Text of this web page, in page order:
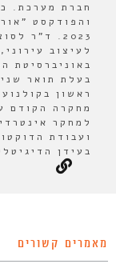
חברת מערכת.
2023. ד"ר
לעיצוב
באוניברסיטת
בעלת תואר שני
ראשון
מחקרה הקודם
למחקר
ועבודת
בעידן
מאמרים קשורים